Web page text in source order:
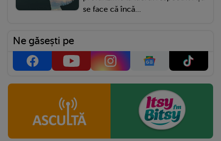
se face că încă...
Ne găsești pe